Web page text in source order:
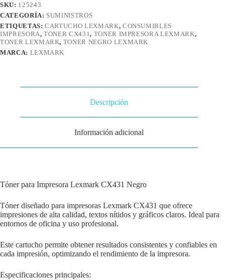
SKU: 125243
CATEGORÍA: SUMINISTROS
ETIQUETAS:CARTUCHO LEXMARK, CONSUMIBLES
IMPRESORA,TONER CX431, TONER IMPRESORA LEXMARK,
TONER LEXMARK, TONER NEGRO LEXMARK
MARCA: LEXMARK
Descripción
Información adicional
Tóner para Impresora Lexmark CX431 Negro
Tóner diseñado para impresoras Lexmark CX431 que ofrece
impresiones de alta calidad, textos nítidos y gráficos claros. Ideal para
entornos de oficina y uso profesional.
Este cartucho permite obtener resultados consistentes y confiables en
cada impresión, optimizando el rendimiento de la impresora.
Especificaciones principales: